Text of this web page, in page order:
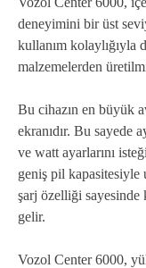
deneyimini bir üst
kullanım kolaylığıyla
malzemelerden
Bu cihazın en büyük
ekranıdır. Bu sayede
ve watt ayarlarını
geniş pil kapasitesiyle
şarj özelliği sayesinde
gelir.
Vozol Center 6000,